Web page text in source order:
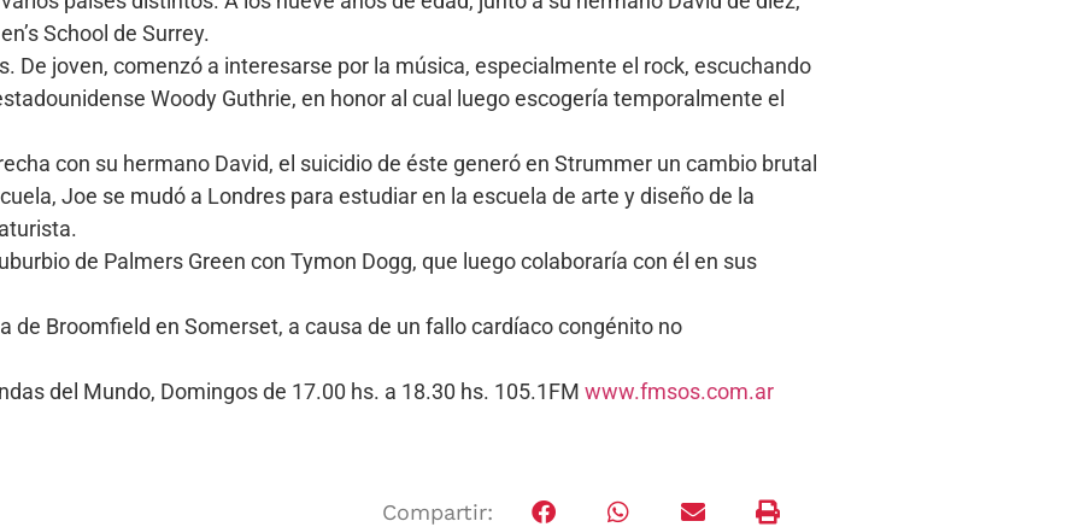
School de Surrey.
De joven, comenzó a interesarse por la música, especialmente el rock, escuchando
Woody Guthrie, en honor al cual luego escogería temporalmente el
con su hermano David, el suicidio de éste generó en Strummer un cambio brutal
Joe se mudó a Londres para estudiar en la escuela de arte y diseño de la
de Palmers Green con Tymon Dogg, que luego colaboraría con él en sus
Broomfield en Somerset, a causa de un fallo cardíaco congénito no
del Mundo, Domingos de 17.00 hs. a 18.30 hs. 105.1FM www.fmsos.com.ar
Compartir: